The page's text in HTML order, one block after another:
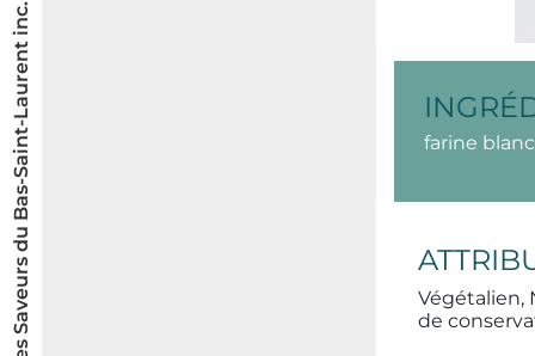
© Les Saveurs du Bas-Saint-Laurent inc. farine
Végétalien,
de